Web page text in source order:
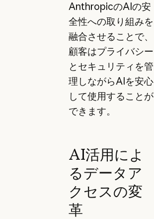
AnthropicのAIの安
全性への取り組みを
融合させることで、
顧客はプライバシー
とセキュリティを管
理しながらAIを安心
して使用することが
できます。
AI活用によ
るデータア
クセスの変
革